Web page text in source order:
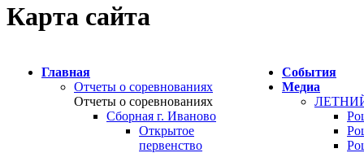
Карта сайта
Главная
Отчеты о соревнованиях
Отчеты о соревнованиях
Сборная г. Иваново
Открытое
первенство
События
Медиа